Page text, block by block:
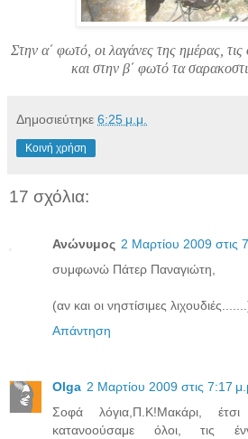
Στην α΄ φωτό, οι λαγάνες της ημέρας,
και στην β΄ φωτό τα
Δημοσιεύτηκε 6:25 μ.μ.
Κοινή χρήση
17 σχόλια:
Ανώνυμος 2 Μαρτίου 2009 στις
συμφωνώ Πάτερ Παναγιώτη,
(αν και οι νηστίσιμες
Απάντηση
Olga 2 Μαρτίου 2009 στις 7:17
Σοφά λόγια,Π.Κ!Μακάρι,
κατανοούσαμε όλοι, τις